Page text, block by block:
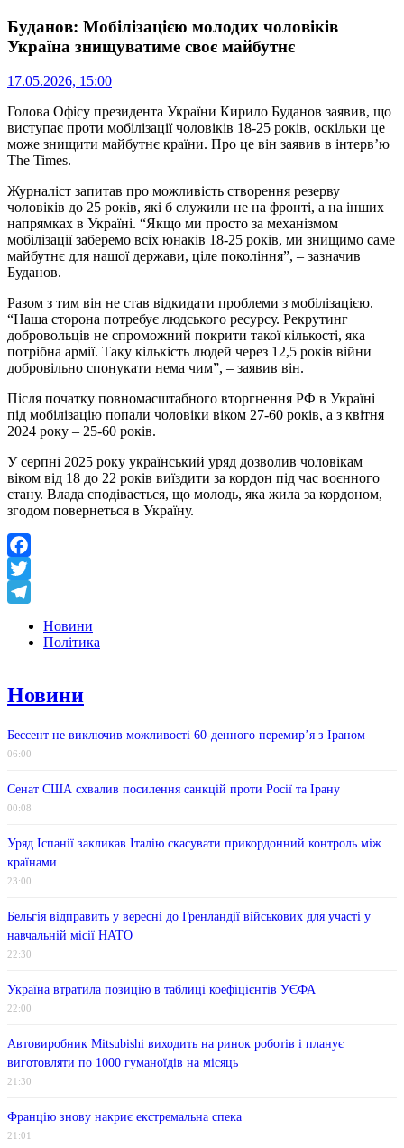
Буданов: Мобілізацією молодих чоловіків
Україна знищуватиме своє майбутнє
17.05.2026, 15:00
Голова Офісу президента України Кирило Буданов заявив, що
виступає проти мобілізації чоловіків 18-25 років, оскільки це
може знищити майбутнє країни. Про це він заявив в інтерв’ю
The Times.
Журналіст запитав про можливість створення резерву
чоловіків до 25 років, які б служили не на фронті, а на інших
напрямках в Україні. “Якщо ми просто за механізмом
мобілізації заберемо всіх юнаків 18-25 років, ми знищимо саме
майбутнє для нашої держави, ціле покоління”, – зазначив
Буданов.
Разом з тим він не став відкидати проблеми з мобілізацією.
“Наша сторона потребує людського ресурсу. Рекрутинг
добровольців не спроможний покрити такої кількості, яка
потрібна армії. Таку кількість людей через 12,5 років війни
добровільно спонукати нема чим”, – заявив він.
Після початку повномасштабного вторгнення РФ в Україні
під мобілізацію попали чоловіки віком 27-60 років, а з квітня
2024 року – 25-60 років.
У серпні 2025 року український уряд дозволив чоловікам
віком від 18 до 22 років виїздити за кордон під час воєнного
стану. Влада сподівається, що молодь, яка жила за кордоном,
згодом повернеться в Україну.
Facebook
Twitter
Новини
Політика
Новини
Бессент не виключив можливості 60-денного перемир’я з Іраном
06:00
Сенат США схвалив посилення санкцій проти Росії та Ірану
00:08
Уряд Іспанії закликав Італію скасувати прикордонний контроль між
країнами
23:00
Бельгія відправить у вересні до Гренландії військових для участі у
навчальній місії НАТО
22:30
Україна втратила позицію в таблиці коефіцієнтів УЄФА
22:00
Автовиробник Mitsubishi виходить на ринок роботів і планує
виготовляти по 1000 гуманоїдів на місяць
21:30
Францію знову накриє екстремальна спека
21:01